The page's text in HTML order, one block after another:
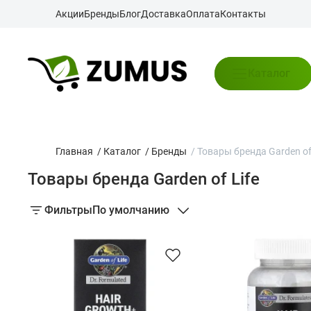
АкцииБрендыБлогДоставкаОплатаКонтакты
Каталог
Главная / Каталог / Бренды / Товары бренда Garden
Товары бренда Garden of Life
ФильтрыПо умолчанию